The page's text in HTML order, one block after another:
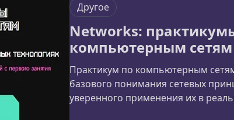
Другое
Networks:
компьютерным сетям
Практикум по компьютерным
базового понимания сетевых
уверенного применения их в
задачах. Курс поможет вам